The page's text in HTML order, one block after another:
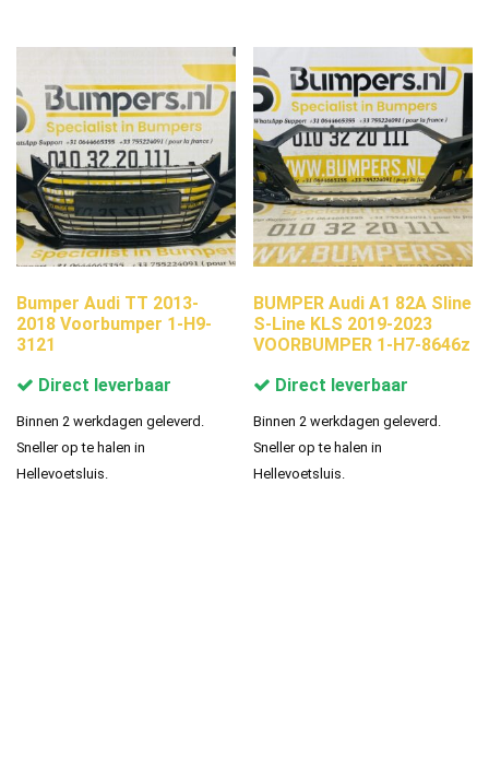
Bumper Audi TT 2013-
2018 Voorbumper 1-H9-
3121
Direct leverbaar
Binnen 2 werkdagen geleverd.
Sneller op te halen in
Hellevoetsluis.
BUMPER Audi A1 82A Sline
S-Line KLS 2019-2023
VOORBUMPER 1-H7-8646z
Direct leverbaar
Binnen 2 werkdagen geleverd.
Sneller op te halen in
Hellevoetsluis.